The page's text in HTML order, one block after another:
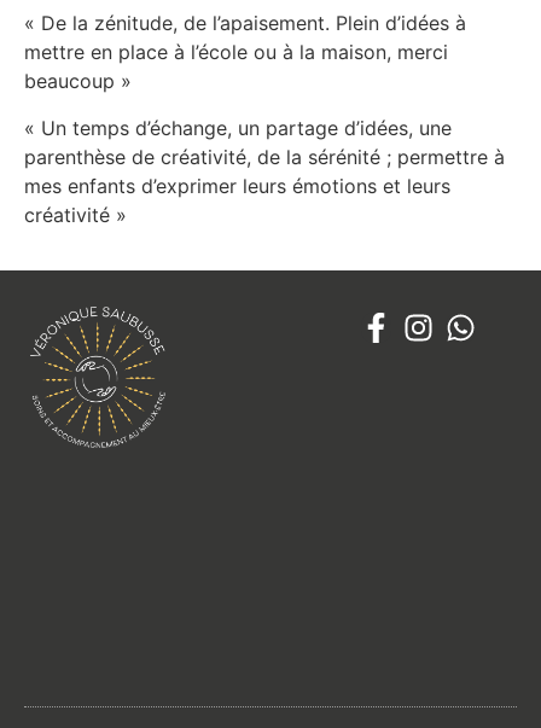
« De la zénitude, de l’apaisement. Plein d’idées à
mettre en place à l’école ou à la maison, merci
beaucoup »
« Un temps d’échange, un partage d’idées, une
parenthèse de créativité, de la sérénité ; permettre à
mes enfants d’exprimer leurs émotions et leurs
créativité »